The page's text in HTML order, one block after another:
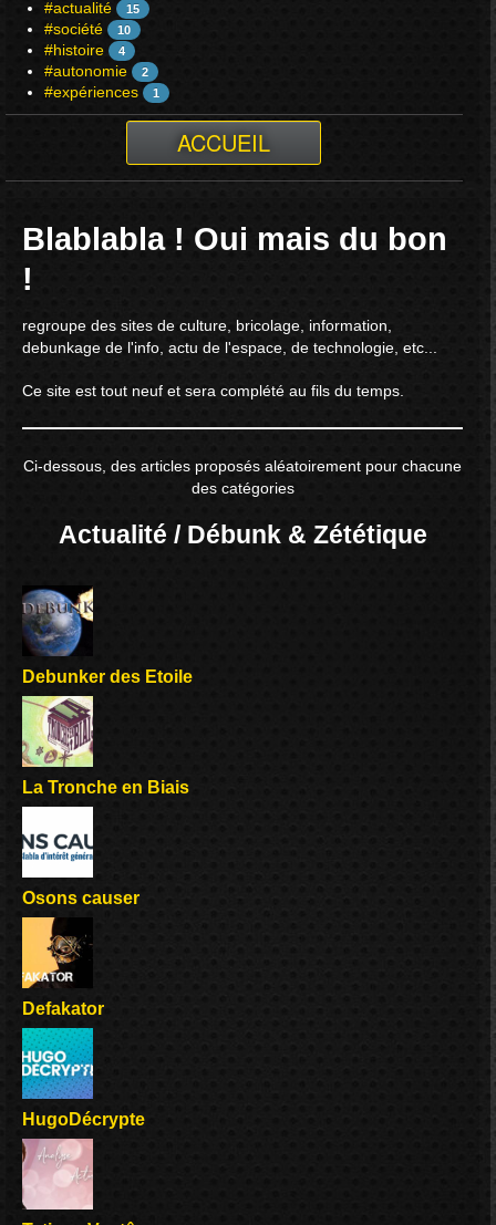
#actualité 15
#société 10
#histoire 4
#autonomie 2
#expériences 1
ACCUEIL
Blablabla ! Oui mais du bon
!
regroupe des sites de culture, bricolage, information,
debunkage de l'info, actu de l'espace, de technologie, etc...
Ce site est tout neuf et sera complété au fils du temps.
Ci-dessous, des articles proposés aléatoirement pour chacune
des catégories
Actualité / Débunk & Zététique
Debunker des Etoile
La Tronche en Biais
Osons causer
Defakator
HugoDécrypte